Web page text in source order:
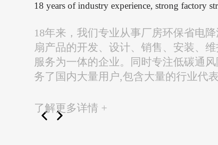
18 years of industry experience, strong factory
18年来，我们专业从事厂房环保省电
扇产品的开发、设计、销售、安装、
服务为一体的企业。同时专注低碳通
务了国内大量用户,包含大量的行业代
了解更多详情 +